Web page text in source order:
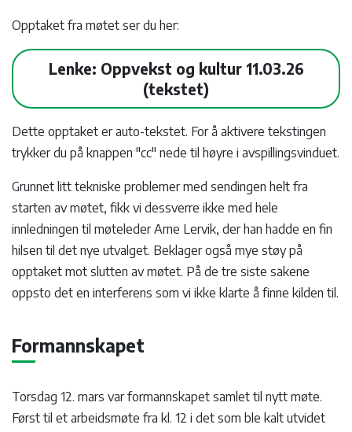
Opptaket fra møtet ser du her:
Lenke: Oppvekst og kultur 11.03.26
(tekstet)
Dette opptaket er auto-tekstet. For å aktivere tekstingen
trykker du på knappen "cc" nede til høyre i avspillingsvinduet.
Grunnet litt tekniske problemer med sendingen helt fra
starten av møtet, fikk vi dessverre ikke med hele
innledningen til møteleder Arne Lervik, der han hadde en fin
hilsen til det nye utvalget. Beklager også mye støy på
opptaket mot slutten av møtet. På de tre siste sakene
oppsto det en interferens som vi ikke klarte å finne kilden til.
Formannskapet
Torsdag 12. mars var formannskapet samlet til nytt møte.
Først til et arbeidsmøte fra kl. 12 i det som ble kalt utvidet